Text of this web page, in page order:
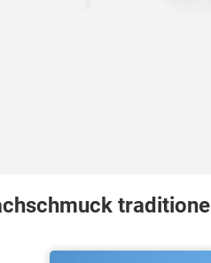
traditionell